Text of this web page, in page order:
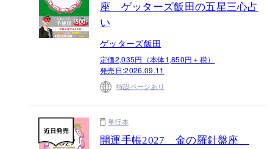
座 ゲッターズ飯田の五星三心占
い
ゲッターズ飯田
定価2,035円（本体1,850円＋税）
発売日:2026.09.11
特設ページあり
単行本
開運手帳2027 金の羅針盤座